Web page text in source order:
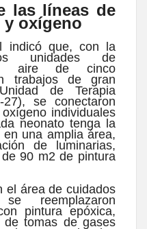
las líneas de
oxígeno
indicó que, con la
unidades de
aire de cinco
trabajos de gran
de Terapia
se conectaron
individuales
neonato tenga la
una amplia área,
de luminarias,
90 m2 de pintura
el área de cuidados
reemplazaron
pintura epóxica,
de tomas de gases